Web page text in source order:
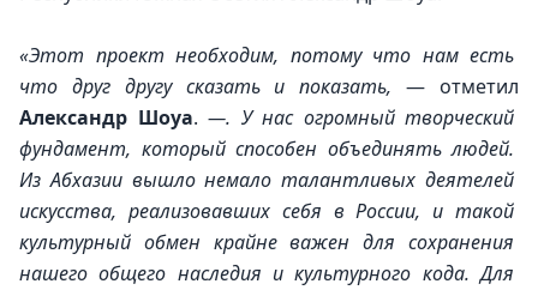
«Этот проект необходим, потому что нам есть
что друг другу сказать и показать, — отметил
Александр Шоуа. —. У нас огромный творческий
фундамент, который способен объединять людей.
Из Абхазии вышло немало талантливых деятелей
искусства, реализовавших себя в России, и такой
культурный обмен крайне важен для сохранения
нашего общего наследия и культурного кода. Для